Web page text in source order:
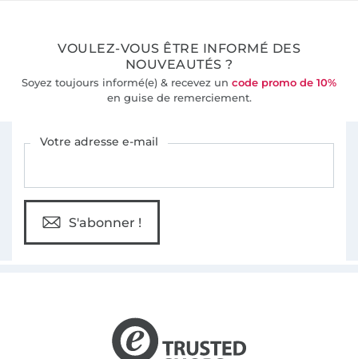
VOULEZ-VOUS ÊTRE INFORMÉ DES
NOUVEAUTÉS ?
Soyez toujours informé(e) & recevez un code promo de 10%
en guise de remerciement.
Votre adresse e-mail
S'abonner !